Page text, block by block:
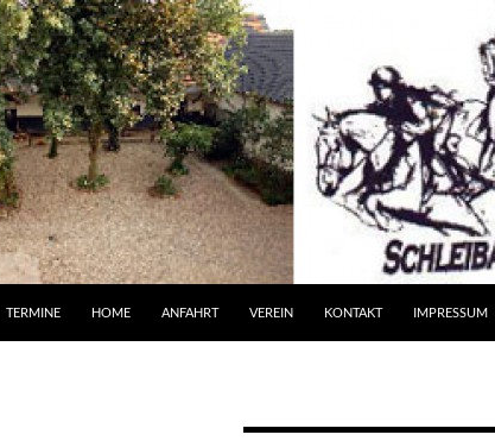
TERMINE HOME ANFAHRT VEREIN KONTAKT IMPRESSUM